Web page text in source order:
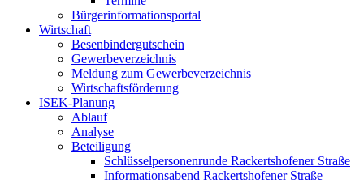
Bürgerinformationsportal
Wirtschaft
Besenbindergutschein
Gewerbeverzeichnis
Meldung zum Gewerbeverzeichnis
Wirtschaftsförderung
ISEK-Planung
Ablauf
Analyse
Beteiligung
Schlüsselpersonenrunde Rackertshofener Straße
Informationsabend Rackertshofener Straße